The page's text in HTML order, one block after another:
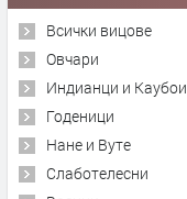
Всички вицове
Овчари
Индианци и Каубои
Годеници
Нане и Вуте
Слаботелесни